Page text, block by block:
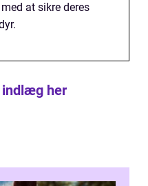
at sikre deres
her